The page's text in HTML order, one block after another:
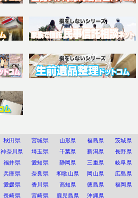
秋田県 宮城県 山形県 福島県
茨城県
神奈川県 埼玉県 千葉県 新潟県
長野県
福井県 愛知県 静岡県 三重県
岐阜県
兵庫県 奈良県 和歌山県 岡山県
広島県
愛媛県 香川県 高知県 徳島県
福岡県
長崎県 宮崎県 鹿児島県 沖縄県